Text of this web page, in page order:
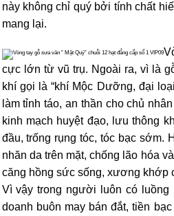
này không chỉ quý bởi tính chất
mang lại.
cực lớn từ vũ trụ. Ngoài ra, vì là
khí gọi là “khí Mộc Dưỡng, đại
làm tỉnh táo, an thần cho chủ
kinh mạch huyệt đạo, lưu thông
đầu, trống rụng tóc, tóc bạc sớm.
nhăn da trên mặt, chống lão hóa
căng hồng sức sống, xương khớp
Vì vậy trong người luôn có
doanh buôn may bán đắt, tiền